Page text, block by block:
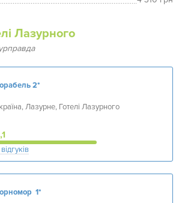
Лазурного
2*
Лазурне, Готелі Лазурного
1*